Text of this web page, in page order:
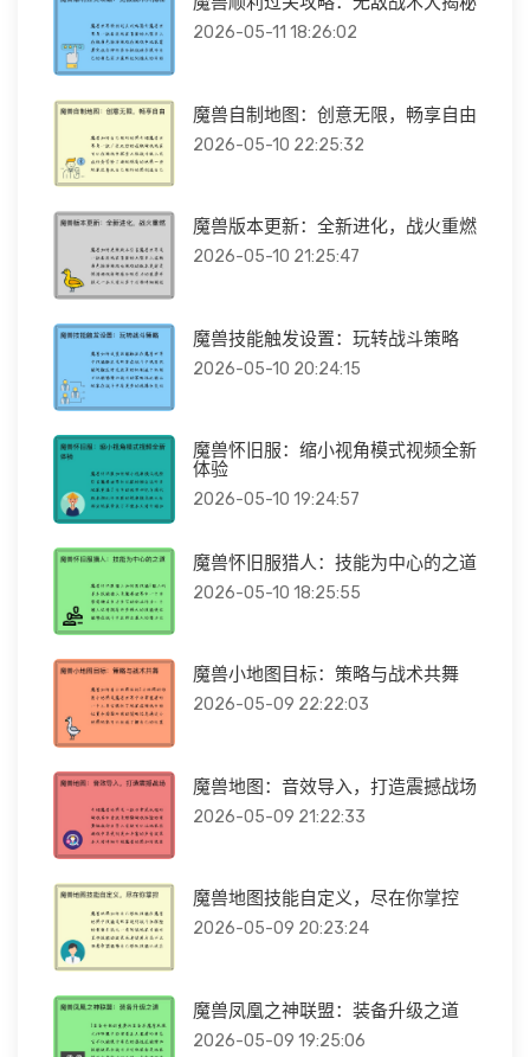
2026-05-11 18:26:02
魔兽自制地图：创意无限，畅享自由
2026-05-10 22:25:32
魔兽版本更新：全新进化，战火重燃
2026-05-10 21:25:47
魔兽技能触发设置：玩转战斗策略
2026-05-10 20:24:15
魔兽怀旧服：缩小视角模式视频全新
体验
2026-05-10 19:24:57
魔兽怀旧服猎人：技能为中心的之道
2026-05-10 18:25:55
魔兽小地图目标：策略与战术共舞
2026-05-09 22:22:03
魔兽地图：音效导入，打造震撼战场
2026-05-09 21:22:33
魔兽地图技能自定义，尽在你掌控
2026-05-09 20:23:24
魔兽凤凰之神联盟：装备升级之道
2026-05-09 19:25:06